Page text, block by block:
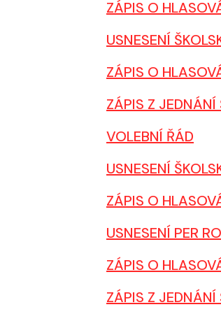
ZÁPIS O
USNESENÍ
ZÁPIS O
ZÁPIS Z
VOLEBNÍ ŘÁD
USNESENÍ
ZÁPIS O
USNESENÍ PER
ZÁPIS O
ZÁPIS Z